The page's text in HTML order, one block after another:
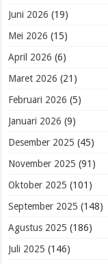
Juni 2026 (19)
Mei 2026 (15)
April 2026 (6)
Maret 2026 (21)
Februari 2026 (5)
Januari 2026 (9)
Desember 2025 (45)
November 2025 (91)
Oktober 2025 (101)
September 2025 (148)
Agustus 2025 (186)
Juli 2025 (146)